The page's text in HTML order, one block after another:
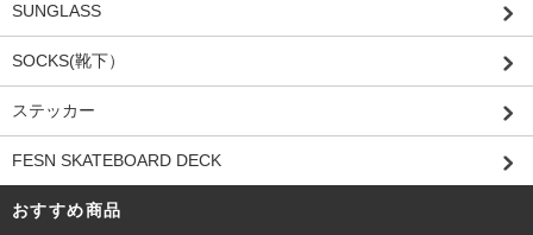
SUNGLASS
SOCKS(靴下）
ステッカー
FESN SKATEBOARD DECK
おすすめ商品